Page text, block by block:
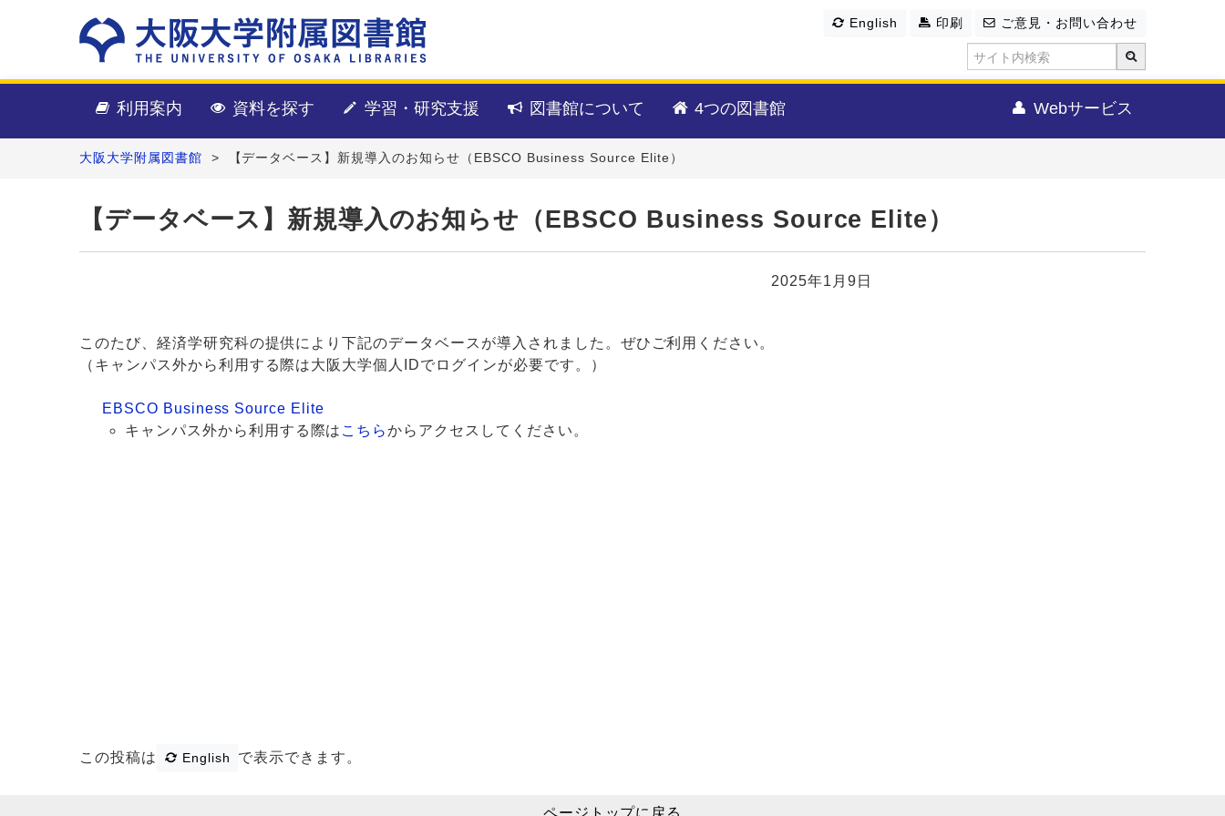
English 印刷 ご意見・お問い合わせ
利用案内 資料を探す 学習・研究支援 図書館について 4つの図書館 Webサービス
大阪大学附属図書館 > 【データベース】新規導入のお知らせ（EBSCO Business Source Elite）
【データベース】新規導入のお知らせ（EBSCO Business Source Elite）
2025年1月9日
このたび、経済学研究科の提供により下記のデータベースが導入されました。ぜひご利用ください。
（キャンパス外から利用する際は大阪大学個人IDでログインが必要です。）
EBSCO Business Source Elite
キャンパス外から利用する際は こちらからアクセスしてください。
この投稿は English で表示できます。
ページトップに戻る